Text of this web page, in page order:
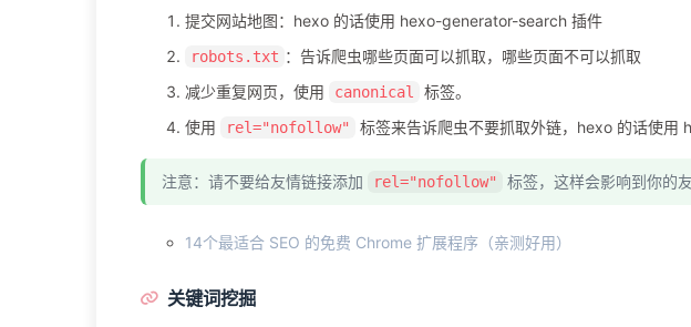
提交网站地图：hexo 的话使用 hexo-generator-search 插件
robots.txt ：告诉爬虫哪些页面可以抓取，哪些页面不可以抓取
减少重复网页，使用
canonical
标签。
使用
rel="nofollow" 标签来告诉爬虫不要抓取外链，hexo 的话使用
注意：请不要给友情链接添加 rel="nofollow" 标签，这样会影响到你的
14个最适合 SEO 的免费 Chrome 扩展程序（亲测好用）
关键词挖掘